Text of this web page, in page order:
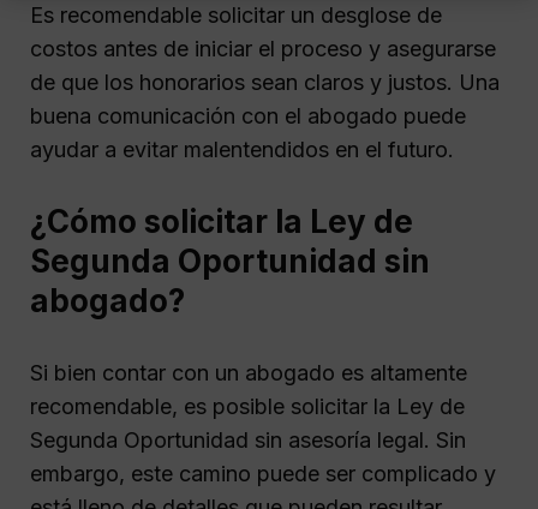
Es recomendable solicitar un desglose de
costos antes de iniciar el proceso y asegurarse
de que los honorarios sean claros y justos. Una
buena comunicación con el abogado puede
ayudar a evitar malentendidos en el futuro.
¿Cómo solicitar la Ley de
Segunda Oportunidad sin
abogado?
Si bien contar con un abogado es altamente
recomendable, es posible solicitar la Ley de
Segunda Oportunidad sin asesoría legal. Sin
embargo, este camino puede ser complicado y